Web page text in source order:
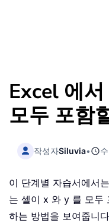
Excel 에
모두 포함
작성자Siluvia•
이 단계별 자습서에서
는 셀이 x 와 y 를 모두
하는 방법을 보여줍니다